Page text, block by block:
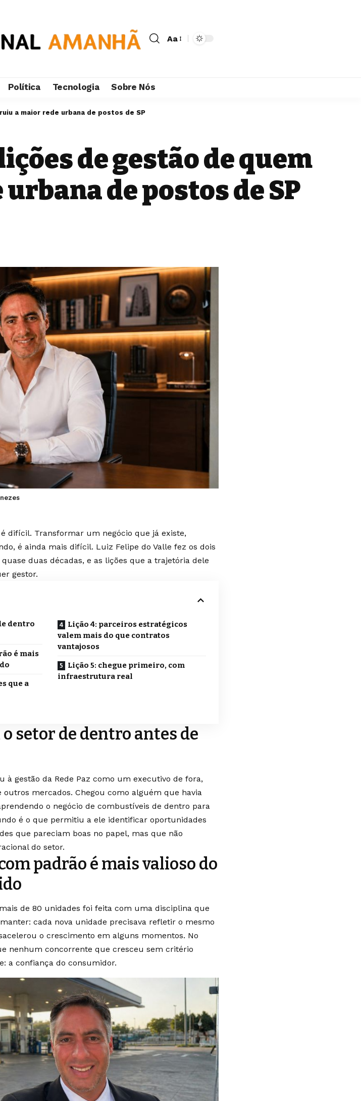
Aa
Política Tecnologia Sobre Nós
a maior rede urbana de postos de SP
de gestão de quem
de postos de SP
difícil. Transformar um negócio que já existe,
é ainda mais difícil. Luiz Felipe do Valle fez os dois
duas décadas, e as lições que a trajetória dele
gestor.
dentro
é mais
que a
Lição 4: parceiros estratégicos
valem mais do que contratos
vantajosos
Lição 5: chegue primeiro, com
infraestrutura real
o setor de dentro antes de
à gestão da Rede Paz como um executivo de fora,
mercados. Chegou como alguém que havia
o negócio de combustíveis de dentro para
é o que permitiu a ele identificar oportunidades
que pareciam boas no papel, mas que não
do setor.
padrão é mais valioso do
de 80 unidades foi feita com uma disciplina que
cada nova unidade precisava refletir o mesmo
o crescimento em alguns momentos. No
nenhum concorrente que cresceu sem critério
a confiança do consumidor.